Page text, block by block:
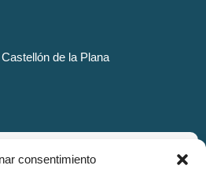
consentimiento
de la Plana